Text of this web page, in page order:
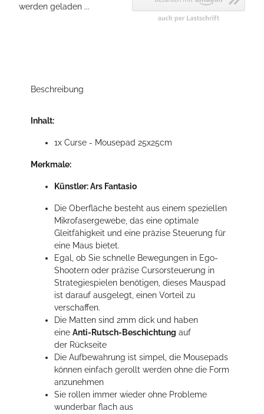
werden geladen ...
Beschreibung
Inhalt:
1x Curse - Mousepad 25x25cm
Merkmale:
Künstler: Ars Fantasio
Die Oberfläche besteht aus einem speziellen
Mikrofasergewebe, das eine optimale
Gleitfähigkeit und eine präzise Steuerung für
eine Maus bietet.
Egal, ob Sie schnelle Bewegungen in Ego-
Shootern oder präzise Cursorsteuerung in
Strategiespielen benötigen, dieses Mauspad
ist darauf ausgelegt, einen Vorteil zu
verschaffen.
Die Matten sind 2mm dick und haben
eine Anti-Rutsch-Beschichtung auf
der Rückseite
Die Aufbewahrung ist simpel, die Mousepads
können einfach gerollt werden ohne die Form
anzunehmen
Sie rollen immer wieder ohne Probleme
wunderbar flach aus